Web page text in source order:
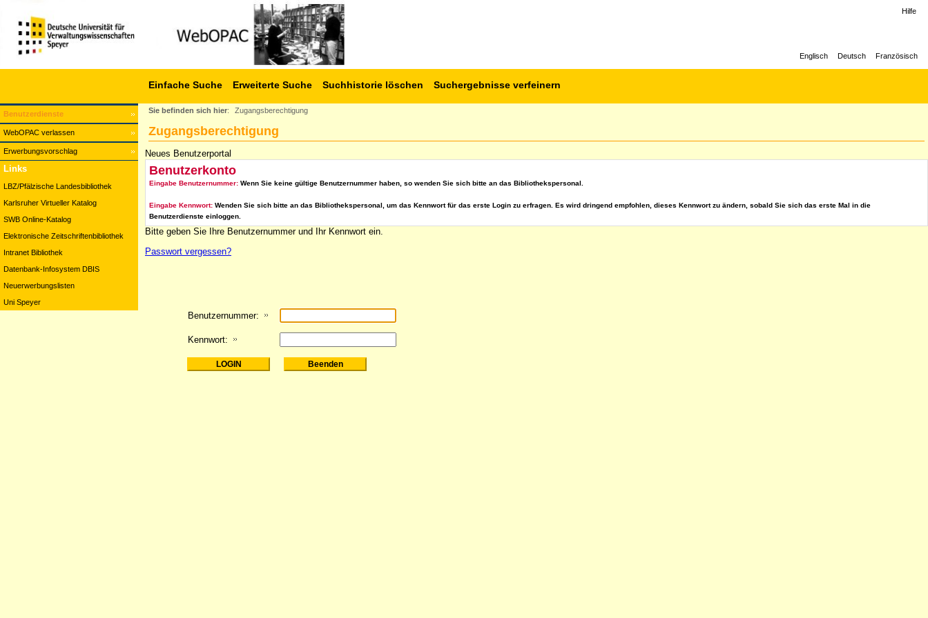
Benutzerdienste
WebOPAC verlassen
Erwerbungsvorschlag
Einfache Suche Erweiterte Suche Suchhistorie löschen Suchergebnisse verfeinern
Hilfe
Englisch Deutsch Französisch
Links
LBZ/Pfälzische Landesbibliothek
Karlsruher Virtueller Katalog
SWB Online-Katalog
Elektronische Zeitschriftenbibliothek
Intranet Bibliothek
Datenbank-Infosystem DBIS
Neuerwerbungslisten
Uni Speyer
Sie befinden sich hier: Zugangsberechtigung
Zugangsberechtigung
Neues Benutzerportal
Benutzerkonto
Eingabe Benutzernummer: Wenn Sie keine gültige Benutzernummer haben, so wenden Sie sich bitte an das Bibliothekspersonal.
Eingabe Kennwort: Wenden Sie sich bitte an das Bibliothekspersonal, um das Kennwort für das erste Login zu erfragen. Es wird dringend empfohlen, dieses Kennwort zu ändern, sobald Sie sich das erste Mal in die
Benutzerdienste einloggen.
Bitte geben Sie Ihre Benutzernummer und Ihr Kennwort ein.
Passwort vergessen?
Benutzernummer:
Kennwort: